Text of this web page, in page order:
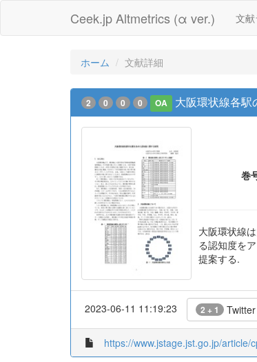
Ceek.jp Altmetrics (α ver.) 文
ホーム 文献詳細
2 0 0 0 OA 大阪環状線各
巻
大阪環状線
る認知度を
提案する.
2023-06-11 11:19:23 2 + 1 Twitter
https://www.jstage.jst.go.jp/